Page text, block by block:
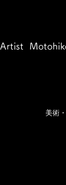
Artist
美術